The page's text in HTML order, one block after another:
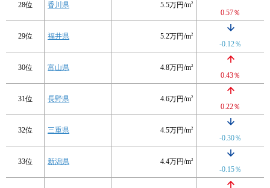
28位 香川県 5.5万円/m2
0.57％
29位 福井県 5.2万円/m2
-0.12％
30位 富山県 4.8万円/m2
0.43％
31位 長野県 4.6万円/m2
0.22％
32位 三重県 4.5万円/m2
-0.30％
33位 新潟県 4.4万円/m2
-0.15％